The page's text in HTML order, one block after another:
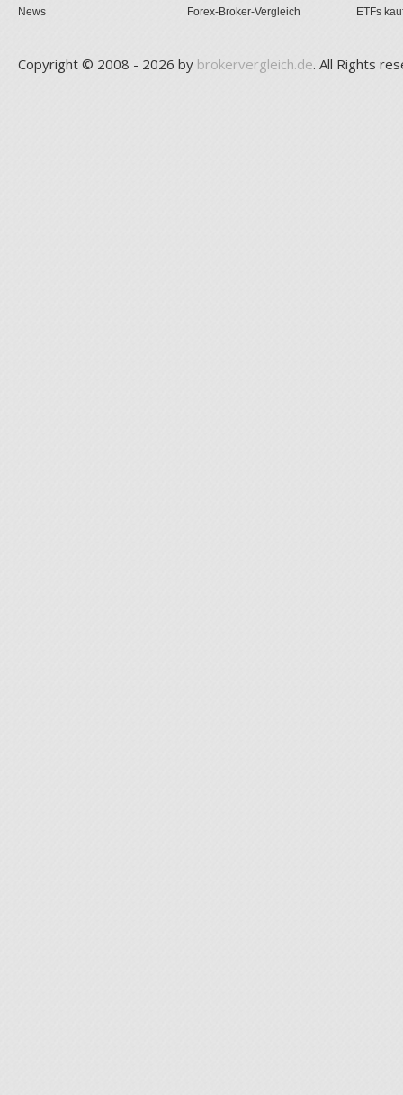
News Forex-Broker-Vergleich ETFs
Copyright © 2008 - 2026 by brokervergleich.de. All Rights